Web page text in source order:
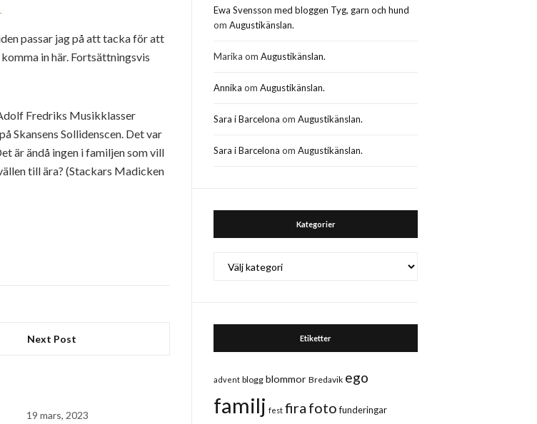
passar jag på att tacka för att
in här. Fortsättningsvis
Fredriks Musikklasser
Skansens Sollidenscen. Det var
är ändå ingen i familjen som vill
till ära? (Stackars Madicken
Next Post
19 mars, 2023
Ewa Svensson med bloggen Tyg, garn och hund
omAugustikänslan.
Marika omAugustikänslan.
Annika omAugustikänslan.
Sara i Barcelona omAugustikänslan.
Sara i Barcelona omAugustikänslan.
Kategorier
Etiketter
advent blogg blommor Bredavik ego
familj fest fira foto funderingar